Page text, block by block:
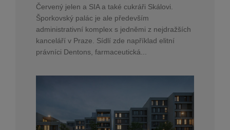
Červený jelen a SIA a také cukráři Skálovi.
Šporkovský palác je ale především
administrativní komplex s jedněmi z nejdražších
kanceláří v Praze. Sídlí zde například elitní
právníci Dentons, farmaceutická...